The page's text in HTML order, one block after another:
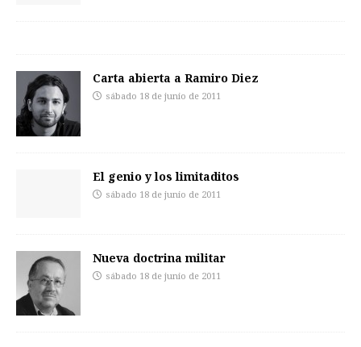
Carta abierta a Ramiro Diez
sábado 18 de junio de 2011
El genio y los limitaditos
sábado 18 de junio de 2011
Nueva doctrina militar
sábado 18 de junio de 2011